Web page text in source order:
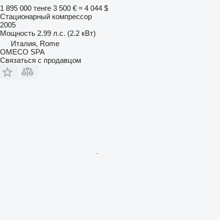
1 895 000 тенге 3 500 € ≈ 4 044 $
Стационарный компрессор
2005
Мощность 2.99 л.с. (2.2 кВт)
Италия, Rome
OMECO SPA
Связаться с продавцом